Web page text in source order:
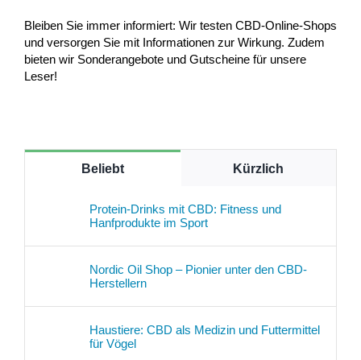
Bleiben Sie immer informiert: Wir testen CBD-Online-Shops
und versorgen Sie mit Informationen zur Wirkung. Zudem
bieten wir Sonderangebote und Gutscheine für unsere
Leser!
Beliebt Kürzlich
Protein-Drinks mit CBD: Fitness und
Hanfprodukte im Sport
Nordic Oil Shop – Pionier unter den CBD-
Herstellern
Haustiere: CBD als Medizin und Futtermittel
für Vögel